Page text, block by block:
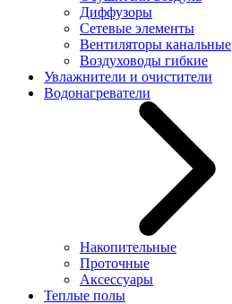
Диффузоры
Сетевые элементы
Вентиляторы канальные
Воздуховоды гибкие
Увлажнители и очистители
Водонагреватели
Накопительные
Проточные
Аксессуары
Теплые полы